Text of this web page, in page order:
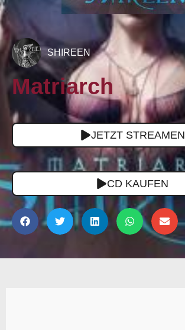
SHIREEN
Matriarch
JETZT STREAMEN
CD KAUFEN